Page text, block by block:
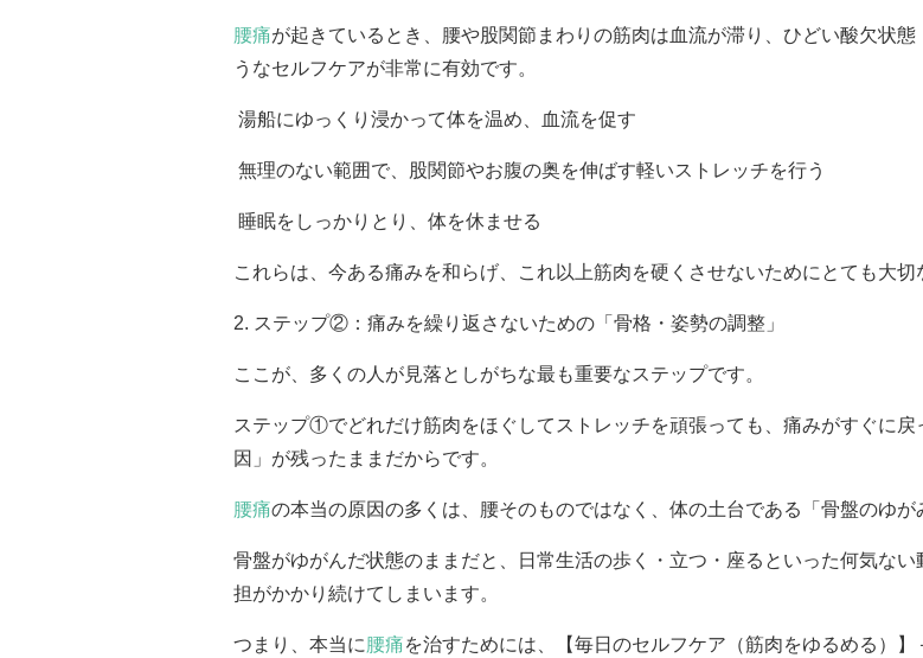
腰痛が起きているとき、腰や股関節まわりの筋肉は血流が滞り、ひどい酸欠状
うなセルフケアが非常に有効です。
湯船にゆっくり浸かって体を温め、血流を促す
無理のない範囲で、股関節やお腹の奥を伸ばす軽いストレッチを行う
睡眠をしっかりとり、体を休ませる
これらは、今ある痛みを和らげ、これ以上筋肉を硬くさせないためにとても大切
2. ステップ②：痛みを繰り返さないための「骨格・姿勢の調整」
ここが、多くの人が見落としがちな最も重要なステップです。
ステップ①でどれだけ筋肉をほぐしてストレッチを頑張っても、痛みがすぐに
因」が残ったままだからです。
腰痛の本当の原因の多くは、腰そのものではなく、体の土台である「骨盤のゆが
骨盤がゆがんだ状態のままだと、日常生活の歩く・立つ・座るといった何気な
担がかかり続けてしまいます。
つまり、本当に 腰痛を治すためには、【毎日のセルフケア（筋肉をゆるめる）